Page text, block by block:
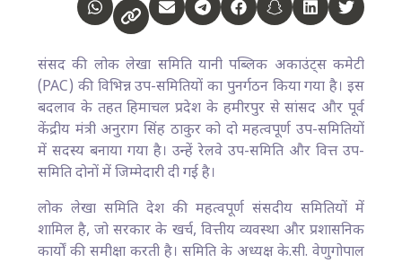
संसद की लोक लेखा समिति यानी पब्लिक अकाउंट्स कमेटी
(PAC) की विभिन्न उप-समितियों का पुनर्गठन किया गया है। इस
बदलाव के तहत हिमाचल प्रदेश के हमीरपुर से सांसद और पूर्व
केंद्रीय मंत्री अनुराग सिंह ठाकुर को दो महत्वपूर्ण उप-समितियों
में सदस्य बनाया गया है। उन्हें रेलवे उप-समिति और वित्त उप-
समिति दोनों में जिम्मेदारी दी गई है।
लोक लेखा समिति देश की महत्वपूर्ण संसदीय समितियों में
शामिल है, जो सरकार के खर्च, वित्तीय व्यवस्था और प्रशासनिक
कार्यों की समीक्षा करती है। समिति के अध्यक्ष के.सी. वेणुगोपाल